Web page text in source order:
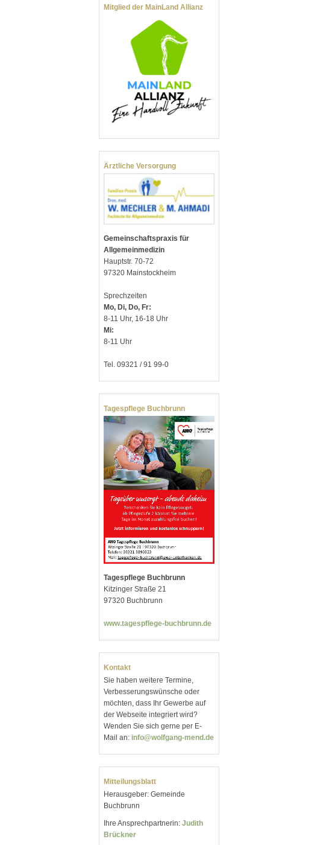
Mitglied der MainLand Allianz
Ärztliche Versorgung
Gemeinschaftspraxis für
Allgemeinmedizin
Hauptstr. 70-72
97320 Mainstockheim
Sprechzeiten
Mo, Di, Do, Fr:
8-11 Uhr, 16-18 Uhr
Mi:
8-11 Uhr
Tel. 09321 / 91 99-0
Tagespflege Buchbrunn
Tagespflege Buchbrunn
Kitzinger Straße 21
97320 Buchbrunn
www.tagespflege-buchbrunn.de
Kontakt
Sie haben weitere Termine,
Verbesserungswünsche oder
möchten, dass Ihr Gewerbe auf
der Webseite integriert wird?
Wenden Sie sich gerne per E-
Mail an: info@wolfgang-mend.de
Mitteilungsblatt
Herausgeber: Gemeinde
Buchbrunn
Ihre Ansprechpartnerin: Judith
Brückner